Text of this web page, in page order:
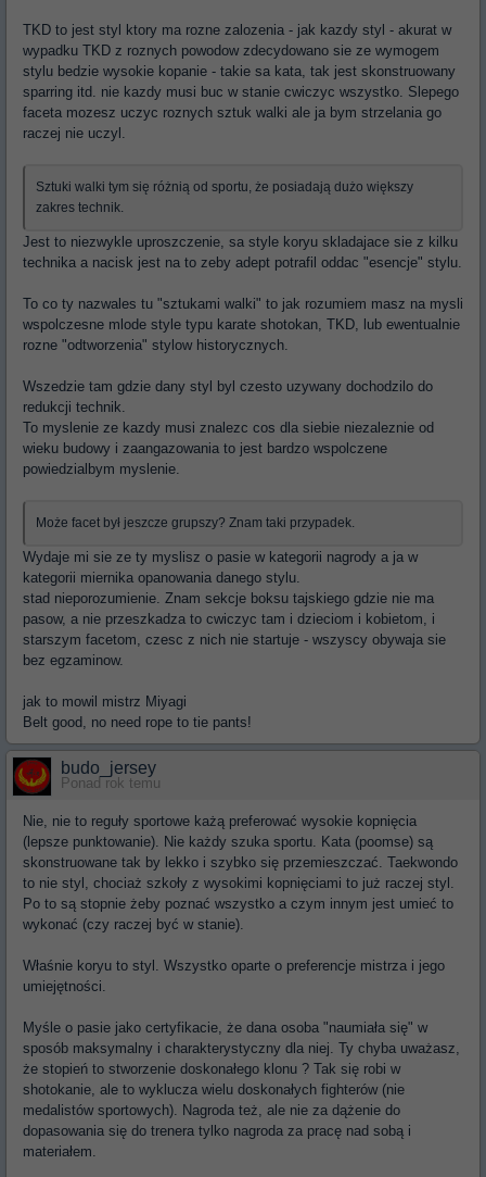
TKD to jest styl ktory ma rozne zalozenia - jak kazdy styl - akurat w
wypadku TKD z roznych powodow zdecydowano sie ze wymogem
stylu bedzie wysokie kopanie - takie sa kata, tak jest skonstruowany
sparring itd. nie kazdy musi buc w stanie cwiczyc wszystko. Slepego
faceta mozesz uczyc roznych sztuk walki ale ja bym strzelania go
raczej nie uczyl.
Sztuki walki tym się różnią od sportu, że posiadają dużo większy
zakres technik.
Jest to niezwykle uproszczenie, sa style koryu skladajace sie z kilku
technika a nacisk jest na to zeby adept potrafil oddac "esencje" stylu.
To co ty nazwales tu "sztukami walki" to jak rozumiem masz na mysli
wspolczesne mlode style typu karate shotokan, TKD, lub ewentualnie
rozne "odtworzenia" stylow historycznych.
Wszedzie tam gdzie dany styl byl czesto uzywany dochodzilo do
redukcji technik.
To myslenie ze kazdy musi znalezc cos dla siebie niezaleznie od
wieku budowy i zaangazowania to jest bardzo wspolczene
powiedzialbym myslenie.
Może facet był jeszcze grupszy? Znam taki przypadek.
Wydaje mi sie ze ty myslisz o pasie w kategorii nagrody a ja w
kategorii miernika opanowania danego stylu.
stad nieporozumienie. Znam sekcje boksu tajskiego gdzie nie ma
pasow, a nie przeszkadza to cwiczyc tam i dzieciom i kobietom, i
starszym facetom, czesc z nich nie startuje - wszyscy obywaja sie
bez egzaminow.
jak to mowil mistrz Miyagi
Belt good, no need rope to tie pants!
budo_jersey
Ponad rok temu
Nie, nie to reguły sportowe każą preferować wysokie kopnięcia
(lepsze punktowanie). Nie każdy szuka sportu. Kata (poomse) są
skonstruowane tak by lekko i szybko się przemieszczać. Taekwondo
to nie styl, chociaż szkoły z wysokimi kopnięciami to już raczej styl.
Po to są stopnie żeby poznać wszystko a czym innym jest umieć to
wykonać (czy raczej być w stanie).
Właśnie koryu to styl. Wszystko oparte o preferencje mistrza i jego
umiejętności.
Myśle o pasie jako certyfikacie, że dana osoba "naumiała się" w
sposób maksymalny i charakterystyczny dla niej. Ty chyba uważasz,
że stopień to stworzenie doskonałego klonu ? Tak się robi w
shotokanie, ale to wyklucza wielu doskonałych fighterów (nie
medalistów sportowych). Nagroda też, ale nie za dążenie do
dopasowania się do trenera tylko nagroda za pracę nad sobą i
materiałem.